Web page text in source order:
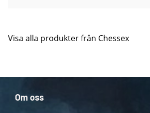
Visa alla produkter från Chessex
Om oss